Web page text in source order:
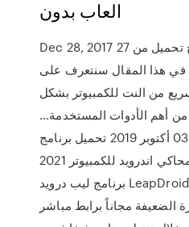
العاب بدون
Dec 28, 2017 27 يوليو 2018 أفضل 10 برامج تحميل من
في هذا المقال سنتعرف على
من النت للكمبيوتر بشكل
من أهم الأدوات المستخدمة…
03 أكتوبر 2019 تحميل برنامج leapdroid افضل و اسرع
محاكي اندرويد للكمبيوتر 2021. January 2021. تحميل
برنامج ليب درويد LeapDroid 2021 اخف واسرع واقوي
الضعيفة مجاناً برابط مباشر